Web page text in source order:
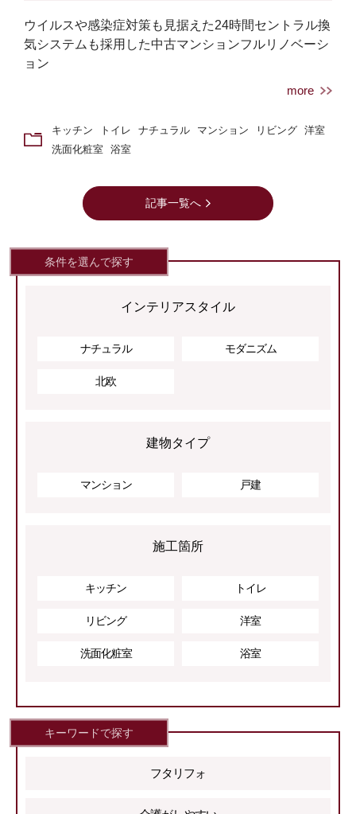
ウイルスや感染症対策も見据えた24時間セントラル換
気システムも採用した中古マンションフルリノベーシ
ョン
more
キッチン トイレ ナチュラル マンション リビング 洋室
洗面化粧室
浴室
記事一覧へ
条件を選んで探す
インテリアスタイル
ナチュラル モダニズム
北欧
建物タイプ
マンション 戸建
施工箇所
キッチン トイレ
リビング 洋室
洗面化粧室 浴室
キーワードで探す
フタリフォ